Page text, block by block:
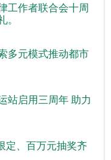
工作者联合会十周
多元模式推动都市
站启用三周年 助力
定、百万元抽奖齐